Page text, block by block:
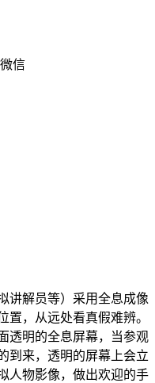
信
讲解员等）采用全息成像
置，从远处看真假难辨。
透明的全息屏幕，当参观
到来，透明的屏幕上会立
人物影像，做出欢迎的手